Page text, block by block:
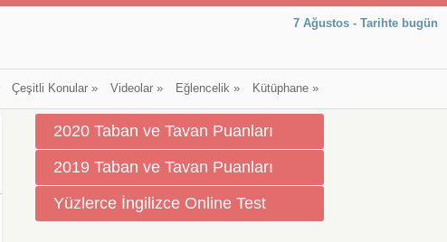
7 Ağustos - Tarihte bugün
Çeşitli Konular» Videolar» Eğlencelik» Kütüphane»
2020 Taban ve Tavan Puanları
2019 Taban ve Tavan Puanları
Yüzlerce İngilizce Online Test